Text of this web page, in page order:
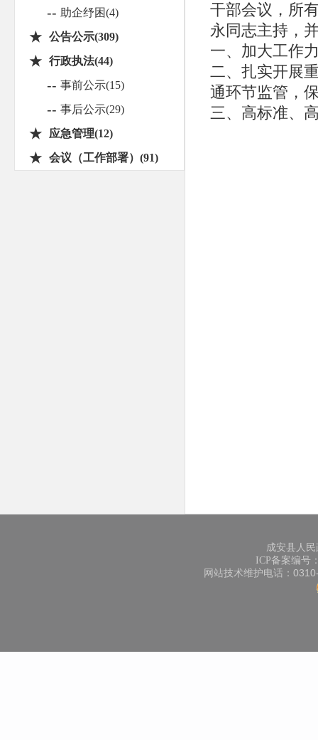
-- 助企纾困(4)
★ 公告公示(309)
★ 行政执法(44)
-- 事前公示(15)
-- 事后公示(29)
★ 应急管理(12)
★ 会议（工作部署）(91)
干部会议，所
永同志主持，
一、加大工作
二、扎实开展
通环节监管，
三、高标准、
成安县人
ICP备案编号
网站技术维护电话：